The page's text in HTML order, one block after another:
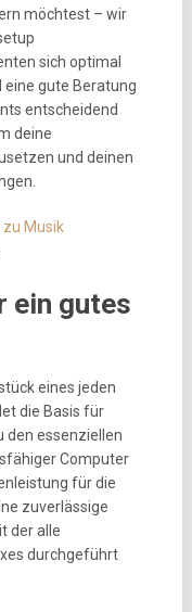
möchtest – wir
sich optimal
gute Beratung
entscheidend
deine
und deinen
Musik
ein gutes
eines jeden
die Basis für
den essenziellen
Computer
für die
zuverlässige
der alle
durchgeführt